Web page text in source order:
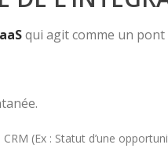
qui agit comme un pont
(Ex : Statut d’une